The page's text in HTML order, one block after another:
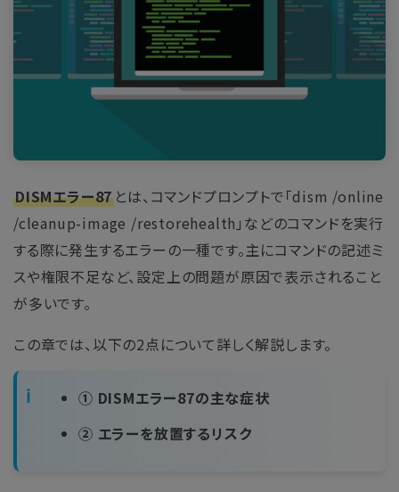
DISMエラー87とは、コマンドプロンプトで「dism /online
/cleanup-image /restorehealth」などのコマンドを実行
する際に発生するエラーの一種です。主にコマンドの記述ミ
スや権限不足など、設定上の問題が原因で表示されること
が多いです。
この章では、以下の2点について詳しく解説します。
① DISMエラー87の主な症状
② エラーを放置するリスク